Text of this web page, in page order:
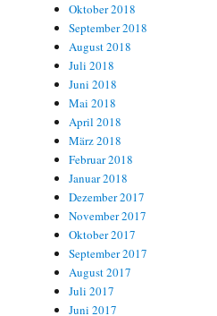
Oktober 2018
September 2018
August 2018
Juli 2018
Juni 2018
Mai 2018
April 2018
März 2018
Februar 2018
Januar 2018
Dezember 2017
November 2017
Oktober 2017
September 2017
August 2017
Juli 2017
Juni 2017